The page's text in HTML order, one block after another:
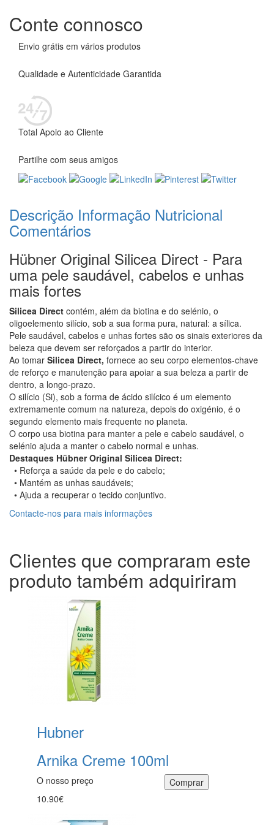
Conte connosco
Envio grátis em vários produtos
Qualidade e Autenticidade Garantida
Total Apoio ao Cliente
Partilhe com seus amigos
Descrição Informação Nutricional
Comentários
Hübner Original Silicea Direct - Para
uma pele saudável, cabelos e unhas
mais fortes
Silicea Direct contém, além da biotina e do selénio, o
oligoelemento silício, sob a sua forma pura, natural: a sílica.
Pele saudável, cabelos e unhas fortes são os sinais exteriores da
beleza que devem ser reforçados a partir do interior.
Ao tomar Silicea Direct, fornece ao seu corpo elementos-chave
de reforço e manutenção para apoiar a sua beleza a partir de
dentro, a longo-prazo.
O silício (Si), sob a forma de ácido silícico é um elemento
extremamente comum na natureza, depois do oxigénio, é o
segundo elemento mais frequente no planeta.
O corpo usa biotina para manter a pele e cabelo saudável, o
selénio ajuda a manter o cabelo normal e unhas.
Destaques Hübner Original Silicea Direct:
• Reforça a saúde da pele e do cabelo;
• Mantém as unhas saudáveis;
• Ajuda a recuperar o tecido conjuntivo.
Contacte-nos para mais informações
Clientes que compraram este
produto também adquiriram
Hubner
Arnika Creme 100ml
O nosso preço
10.90€